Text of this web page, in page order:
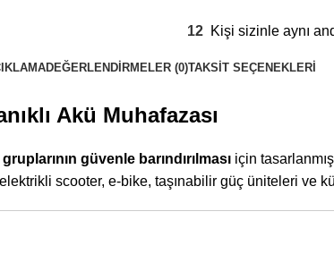
12 Kişi sizinle aynı
DEĞERLENDIRMELER (0)TAKSIT SEÇENEKLERI
Akü Muhafazası
güvenle barındırılması için
scooter, e-bike, taşınabilir güç üniteleri ve